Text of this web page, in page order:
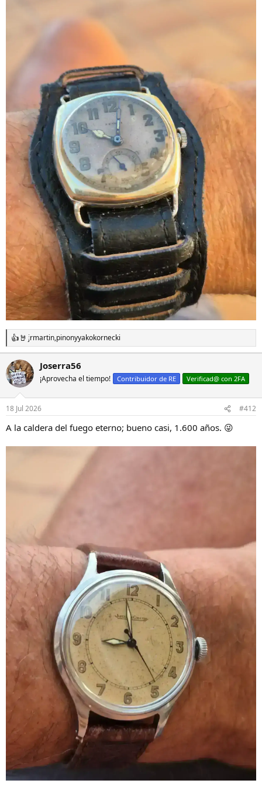
R
e
a
c
c
i
o
n
e
s
jrmartin,pinonyyakokornecki
Joserra56
¡Aprovecha el tiempo! Contribuidor de RE Verificad@ con 2FA
18 Jul 2026 #412
A la caldera del fuego eterno; bueno casi, 1.600 años. 😜